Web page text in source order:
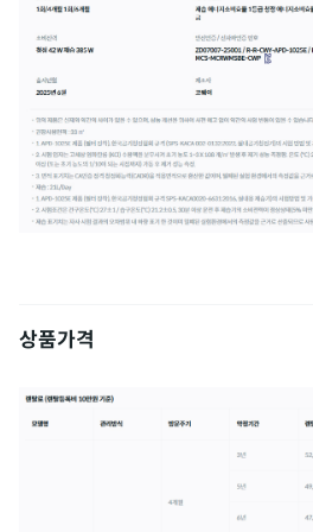
상품가격